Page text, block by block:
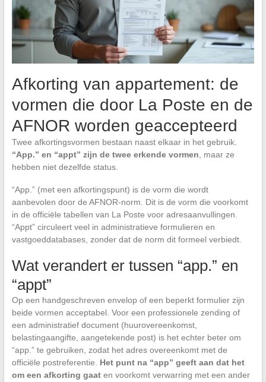
Afkorting van appartement: de
vormen die door La Poste en de
AFNOR worden geaccepteerd
Twee afkortingsvormen bestaan naast elkaar in het gebruik.
“App.” en “appt” zijn de twee erkende vormen, maar ze
hebben niet dezelfde status.
“App.” (met een afkortingspunt) is de vorm die wordt
aanbevolen door de AFNOR-norm. Dit is de vorm die voorkomt
in de officiële tabellen van La Poste voor adresaanvullingen.
“Appt” circuleert veel in administratieve formulieren en
vastgoeddatabases, zonder dat de norm dit formeel verbiedt.
Wat verandert er tussen “app.” en
“appt”
Op een handgeschreven envelop of een beperkt formulier zijn
beide vormen acceptabel. Voor een professionele zending of
een administratief document (huurovereenkomst,
belastingaangifte, aangetekende post) is het echter beter om
“app.” te gebruiken, zodat het adres overeenkomt met de
officiële postreferentie. Het punt na “app” geeft aan dat het
om een afkorting gaaten voorkomt verwarring met een ander